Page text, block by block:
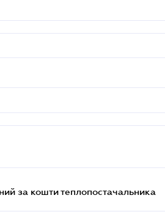
за кошти теплопостачальника